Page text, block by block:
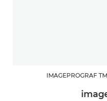
IMAGEPROGRAF